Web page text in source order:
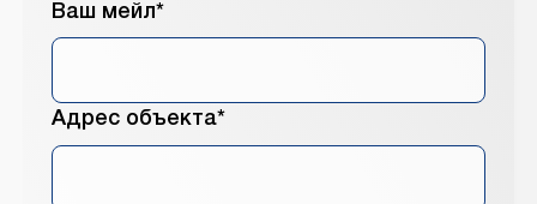
Ваш мейл*
Адрес объекта*